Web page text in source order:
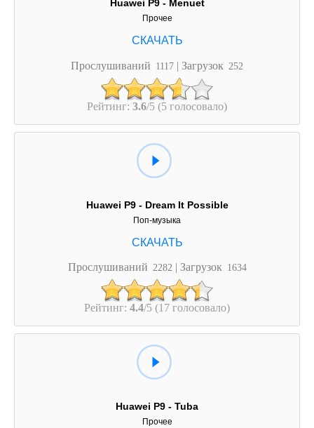
Huawei P9 - Menuet
Прочее
Прослушиваний 1117 | Загрузок 252
Рейтинг: 3.6/5 (5 голосовало)
Huawei P9 - Dream It Possible
Поп-музыка
Прослушиваний 2282 | Загрузок 1634
Рейтинг: 4.4/5 (17 голосовало)
Huawei P9 - Tuba
Прочее